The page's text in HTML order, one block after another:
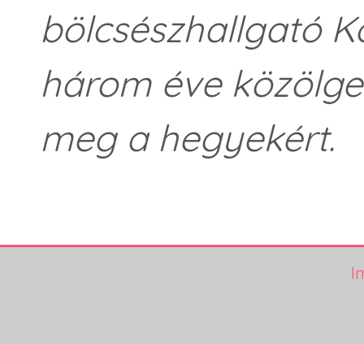
bölcsészhallgató
három éve
meg a hegyekért.